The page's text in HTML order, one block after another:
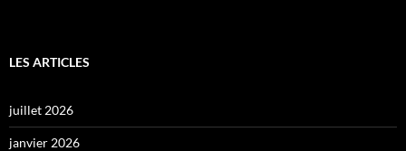
LES ARTICLES
juillet 2026
janvier 2026